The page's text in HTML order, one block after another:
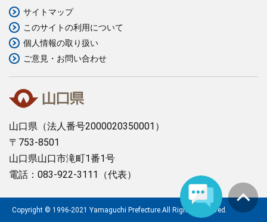
山口県 （法人番号2000020350001）
〒753-8501
山口県山口市滝町1番1号
電話：083-922-3111（代表）
サイトマップ
このサイトの利用について
個人情報の取り扱い
ご意見・お問い合わせ
Copyright © 1996-2021 Yamaguchi Prefecture.All Rights Reserved.